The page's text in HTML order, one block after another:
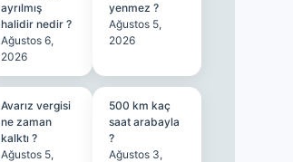
ayrılmış
halidir nedir ?
Ağustos 6,
2026
yenmez ?
Ağustos 5,
2026
Avarız vergisi
ne zaman
kalktı ?
Ağustos 5,
500 km kaç
saat arabayla
?
Ağustos 3,